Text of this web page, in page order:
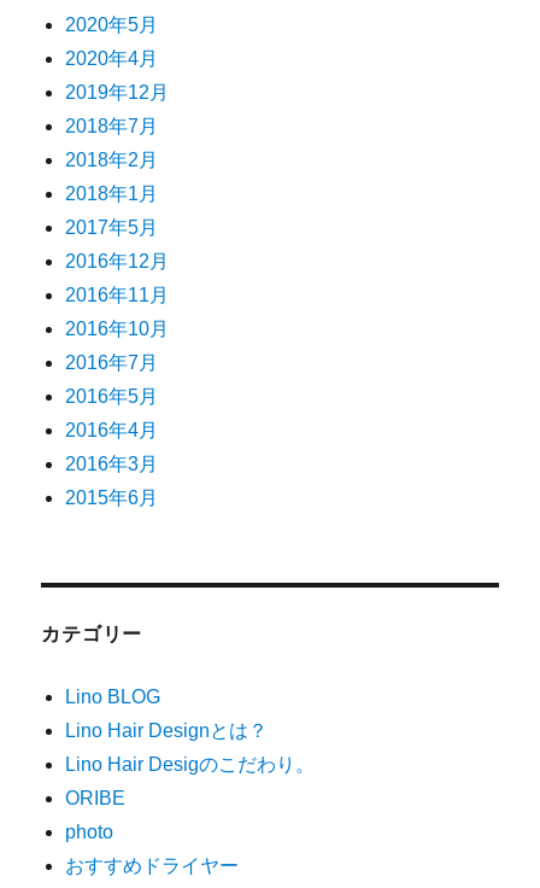
2020年5月
2020年4月
2019年12月
2018年7月
2018年2月
2018年1月
2017年5月
2016年12月
2016年11月
2016年10月
2016年7月
2016年5月
2016年4月
2016年3月
2015年6月
カテゴリー
Lino BLOG
Lino Hair Designとは？
Lino Hair Desigのこだわり。
ORIBE
photo
おすすめドライヤー